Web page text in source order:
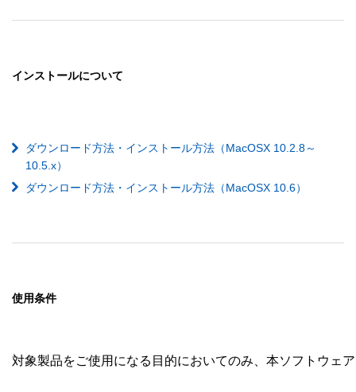
インストールについて
ダウンロード方法・インストール方法（MacOSX 10.2.8～
10.5.x）
ダウンロード方法・インストール方法（MacOSX 10.6）
使用条件
対象製品をご使用になる目的においてのみ、本ソフトウェ